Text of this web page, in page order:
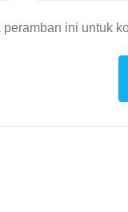
ini untuk